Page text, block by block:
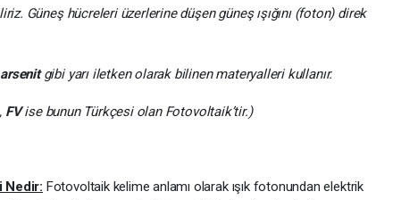
Güneş hücreleri üzerlerine düşen güneş ışığını (foton) direk
gibi yarı iletken olarak bilinen materyalleri kullanır.
FVise bunun Türkçesi olan Fotovoltaik’tir.)
Nedir: Fotovoltaik kelime anlamı olarak ışık fotonundan elektrik